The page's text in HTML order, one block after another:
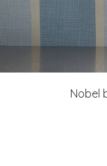
Nobel